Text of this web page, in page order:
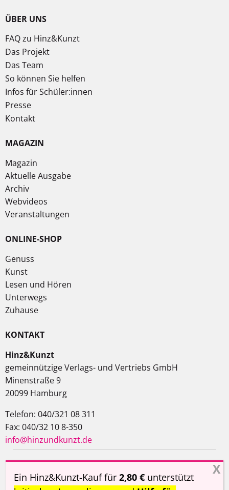
ÜBER UNS
FAQ zu Hinz&Kunzt
Das Projekt
Das Team
So können Sie helfen
Infos für Schüler:innen
Presse
Kontakt
MAGAZIN
Magazin
Aktuelle Ausgabe
Archiv
Webvideos
Veranstaltungen
ONLINE-SHOP
Genuss
Kunst
Lesen und Hören
Unterwegs
Zuhause
KONTAKT
Hinz&Kunzt
gemeinnützige Verlags- und Vertriebs GmbH
Minenstraße 9
20099 Hamburg
Telefon: 040/321 08 311
Fax: 040/32 10 8-350
info@hinzundkunzt.de
Impressum AGB
Datenschutzerklärung
Ein Hinz&Kunzt-Kauf für2,80 € unterstützt